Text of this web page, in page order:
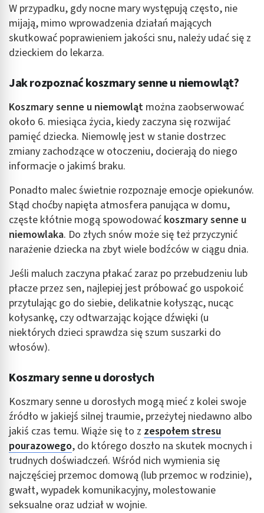
W przypadku, gdy nocne mary występują często, nie
mijają, mimo wprowadzenia działań mających
skutkować poprawieniem jakości snu, należy udać się z
dzieckiem do lekarza.
Jak rozpoznać koszmary senne u niemowląt?
Koszmary senne u niemowląt można zaobserwować
około 6. miesiąca życia, kiedy zaczyna się rozwijać
pamięć dziecka. Niemowlę jest w stanie dostrzec
zmiany zachodzące w otoczeniu, docierają do niego
informacje o jakimś braku.
Ponadto malec świetnie rozpoznaje emocje opiekunów.
Stąd choćby napięta atmosfera panująca w domu,
częste kłótnie mogą spowodować koszmary senne u
niemowlaka. Do złych snów może się też przyczynić
narażenie dziecka na zbyt wiele bodźców w ciągu dnia.
Jeśli maluch zaczyna płakać zaraz po przebudzeniu lub
płacze przez sen, najlepiej jest próbować go uspokoić
przytulając go do siebie, delikatnie kołysząc, nucąc
kołysankę, czy odtwarzając kojące dźwięki (u
niektórych dzieci sprawdza się szum suszarki do
włosów).
Koszmary senne u dorosłych
Koszmary senne u dorosłych mogą mieć z kolei swoje
źródło w jakiejś silnej traumie, przeżytej niedawno albo
jakiś czas temu. Wiąże się to z zespołem stresu
pourazowego, do którego doszło na skutek mocnych i
trudnych doświadczeń. Wśród nich wymienia się
najczęściej przemoc domową (lub przemoc w rodzinie),
gwałt, wypadek komunikacyjny, molestowanie
seksualne oraz udział w wojnie.
Tworzenie profili w celu spersonalizowanych
reklam
Wykorzystanie profili do wyboru
spersonalizowanych reklam
Tworzenie profili w celu personalizacji treści
Wykorzystywanie profili w celu doboru
spersonalizowanych treści
Pomiar efektywności reklam
Pomiar efektywności treści
Rozumienie odbiorców dzięki statystyce lub
kombinacji danych z różnych źródeł
Rozwój i ulepszanie usług
Wykorzystywanie ograniczonych danych do
wyboru treści
Funkcje specjalne IAB:
Użycie dokładnych danych geolokalizacyjnych
Identyfikowanie urządzeń na podstawie
aktywnie żądanych informacji
Cele przetwarzania inne niż IAB:
Wydajność (Performance)
Reklama / śledzenie